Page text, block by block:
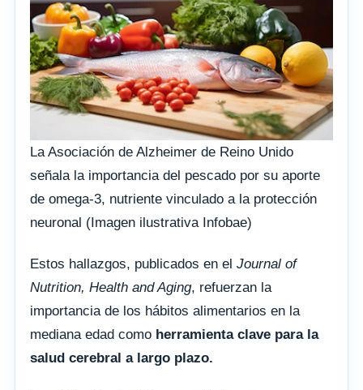
La Asociación de Alzheimer de Reino Unido
señala la importancia del pescado por su aporte
de omega-3, nutriente vinculado a la protección
neuronal (Imagen ilustrativa Infobae)
Estos hallazgos, publicados en el Journal of
Nutrition, Health and Aging, refuerzan la
importancia de los hábitos alimentarios en la
mediana edad como herramienta clave para la
salud cerebral a largo plazo.